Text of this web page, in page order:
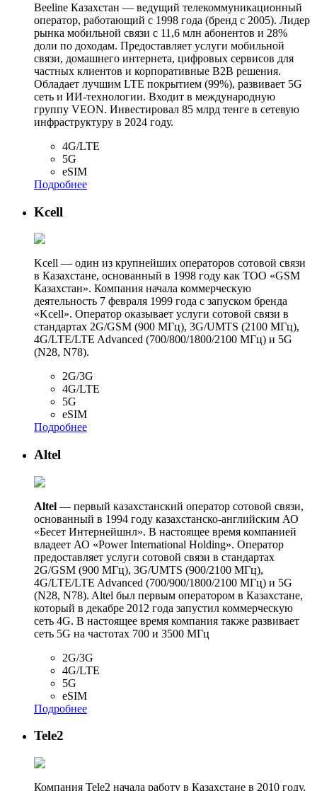
Beeline Казахстан — ведущий телекоммуникационный
оператор, работающий с 1998 года (бренд с 2005). Лидер
рынка мобильной связи с 11,6 млн абонентов и 28%
доли по доходам. Предоставляет услуги мобильной
связи, домашнего интернета, цифровых сервисов для
частных клиентов и корпоративные B2B решения.
Обладает лучшим LTE покрытием (99%), развивает 5G
сеть и ИИ-технологии. Входит в международную
группу VEON. Инвестировал 85 млрд тенге в сетевую
инфраструктуру в 2024 году.
4G/LTE
5G
eSIM
Подробнее
Kcell
Kcell — один из крупнейших операторов сотовой связи
в Казахстане, основанный в 1998 году как ТОО «GSM
Казахстан». Компания начала коммерческую
деятельность 7 февраля 1999 года с запуском бренда
«Kcell». Оператор оказывает услуги сотовой связи в
стандартах 2G/GSM (900 МГц), 3G/UMTS (2100 МГц),
4G/LTE/LTE Advanced (700/800/1800/2100 МГц) и 5G
(N28, N78).
2G/3G
4G/LTE
5G
eSIM
Подробнее
Altel
Altel — первый казахстанский оператор сотовой связи,
основанный в 1994 году казахстанско-английским АО
«Бесет Интернейшнл». В настоящее время компанией
владеет АО «Power International Holding». Оператор
предоставляет услуги сотовой связи в стандартах
2G/GSM (900 МГц), 3G/UMTS (900/2100 МГц),
4G/LTE/LTE Advanced (700/900/1800/2100 МГц) и 5G
(N28, N78). Altel был первым оператором в Казахстане,
который в декабре 2012 года запустил коммерческую
сеть 4G. В настоящее время компания также развивает
сеть 5G на частотах 700 и 3500 МГц
2G/3G
4G/LTE
5G
eSIM
Подробнее
Tele2
Компания Tele2 начала работу в Казахстане в 2010 году,